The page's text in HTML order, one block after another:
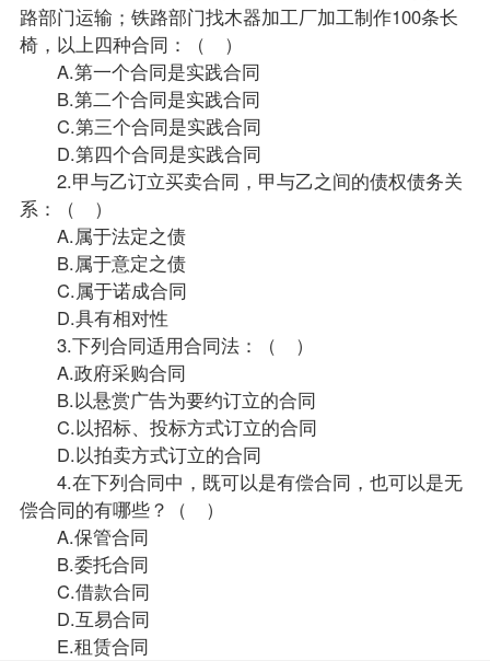
路部门运输；铁路部门找木器加工厂加工制作100条长
椅，以上四种合同：（ ）
A.第一个合同是实践合同
B.第二个合同是实践合同
C.第三个合同是实践合同
D.第四个合同是实践合同
2.甲与乙订立买卖合同，甲与乙之间的债权债务关
系：（ ）
A.属于法定之债
B.属于意定之债
C.属于诺成合同
D.具有相对性
3.下列合同适用合同法：（ ）
A.政府采购合同
B.以悬赏广告为要约订立的合同
C.以招标、投标方式订立的合同
D.以拍卖方式订立的合同
4.在下列合同中，既可以是有偿合同，也可以是无
偿合同的有哪些？（ ）
A.保管合同
B.委托合同
C.借款合同
D.互易合同
E.租赁合同